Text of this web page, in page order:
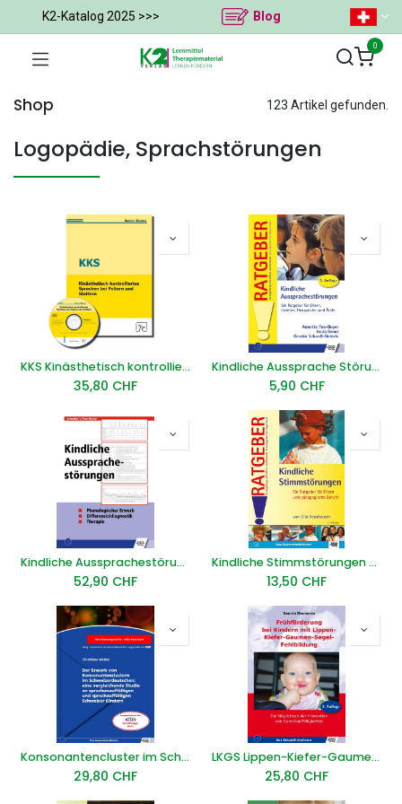
K2-Katalog 2025 >>> Blog
0
Shop 123 Artikel gefunden.
Logopädie, Sprachstörungen
KKS Kinästhetisch kontrolliertes Sprechen
35,80 CHF
Kindliche Aussprache Störungen Ratgeber E-Book
5,90 CHF
Kindliche Aussprachestörungen E-Book
52,90 CHF
Kindliche Stimmstörungen E-Book
13,50 CHF
Konsonantencluster im Schweizerdeutschen E-Book
29,80 CHF
LKGS Lippen-Kiefer-Gaumen-Segel-Fehlbildung E-Book
25,80 CHF